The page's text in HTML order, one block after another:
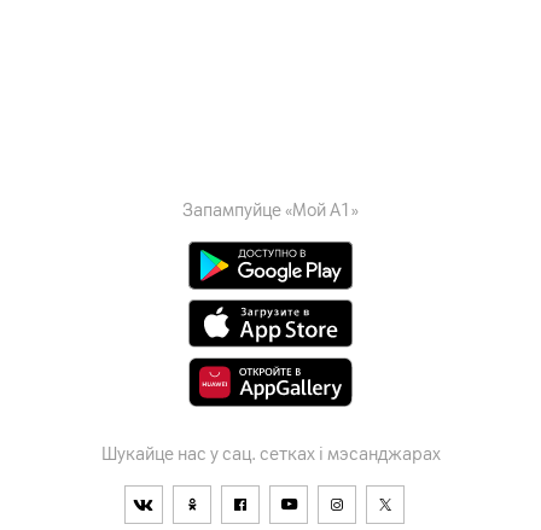
Запампуйце «Мой А1»
Шукайце нас у сац. сетках і мэсанджарах